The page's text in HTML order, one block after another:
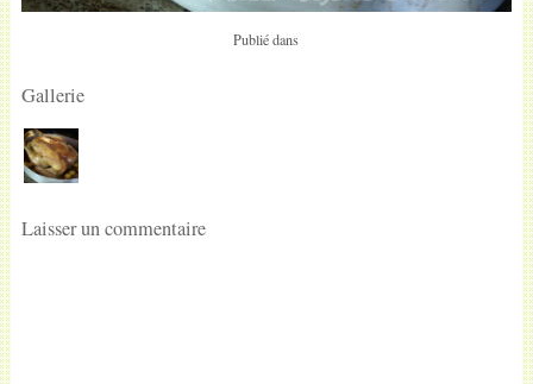
Publié dans
Gallerie
Laisser un commentaire